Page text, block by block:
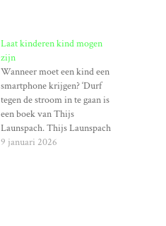
Laat kinderen kind mogen
zijn
Wanneer moet een kind een
smartphone krijgen? ‘Durf
tegen de stroom in te gaan is
een boek van Thijs
Launspach. Thijs Launspach
is psycholoog en stressexpert
9 januari 2026